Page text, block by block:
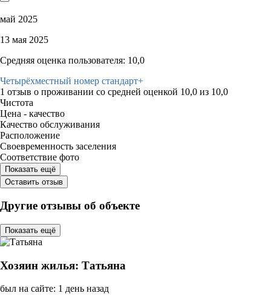
май 2025
13 мая 2025
Средняя оценка пользователя: 10,0
Четырёхместный номер стандарт+
1 отзыв о проживании со средней оценкой 10,0 из 10,0
Чистота
Цена - качество
Качество обслуживания
Расположение
Своевременность заселения
Соответствие фото
Показать ещё
Оставить отзыв
Другие отзывы об объекте
Показать ещё
Хозяин жилья: Татьяна
был на сайте: 1 день назад